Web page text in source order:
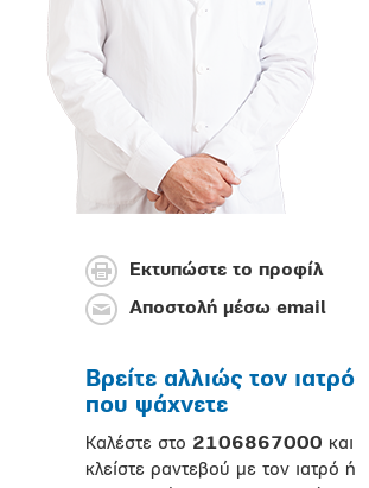
Εκτυπώστε το προφίλ
Αποστολή μέσω email
Βρείτε αλλιώς τον ιατρό
που ψάχνετε
Καλέστε στο 2106867000 και
κλείστε ραντεβού με τον ιατρό ή